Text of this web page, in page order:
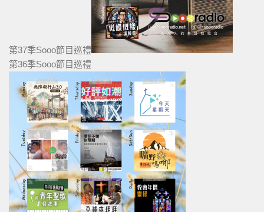
第37季Sooo節目巡禮
第36季Sooo節目巡禮